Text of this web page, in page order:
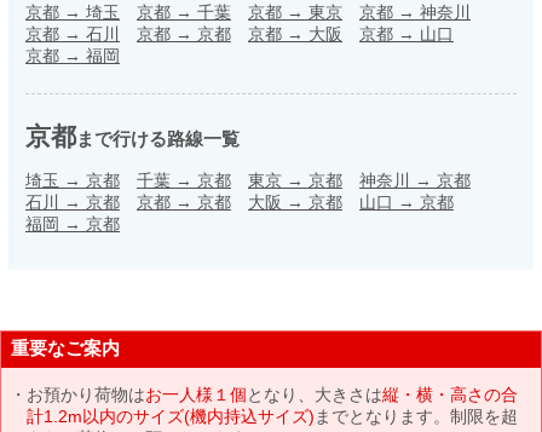
京都 → 埼玉 京都 → 千葉 京都 → 東京 京都 → 神奈川
京都 → 石川 京都 → 京都 京都 → 大阪 京都 → 山口
京都 → 福岡
京都まで行ける路線一覧
埼玉 → 京都 千葉 → 京都 東京 → 京都 神奈川 → 京都
石川 → 京都 京都 → 京都 大阪 → 京都 山口 → 京都
福岡 → 京都
重要なご案内
お預かり荷物はお一人様１個となり、大きさは縦・横・高さの合
計1.2m以内のサイズ(機内持込サイズ) までとなります。制限を超